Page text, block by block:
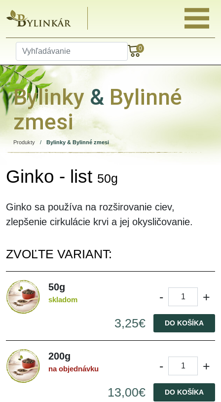
0
Bylinky & Bylinné
zmesi
Produkty / Bylinky & Bylinné zmesi
Ginko - list 50g
Ginko sa používa na rozširovanie ciev,
zlepšenie cirkulácie krvi a jej okysličovanie.
ZVOĽTE VARIANT:
50g
skladom -
+
3,25€
DO KOŠÍKA
200g
na objednávku -
+
13,00€
DO KOŠÍKA